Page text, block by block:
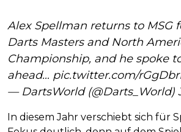
Alex Spellman returns to MSG
Darts Masters and North
Championship, and he spoke
ahead… pic.twitter.com/
— DartsWorld (@Darts_World)
In diesem Jahr verschiebt sich für